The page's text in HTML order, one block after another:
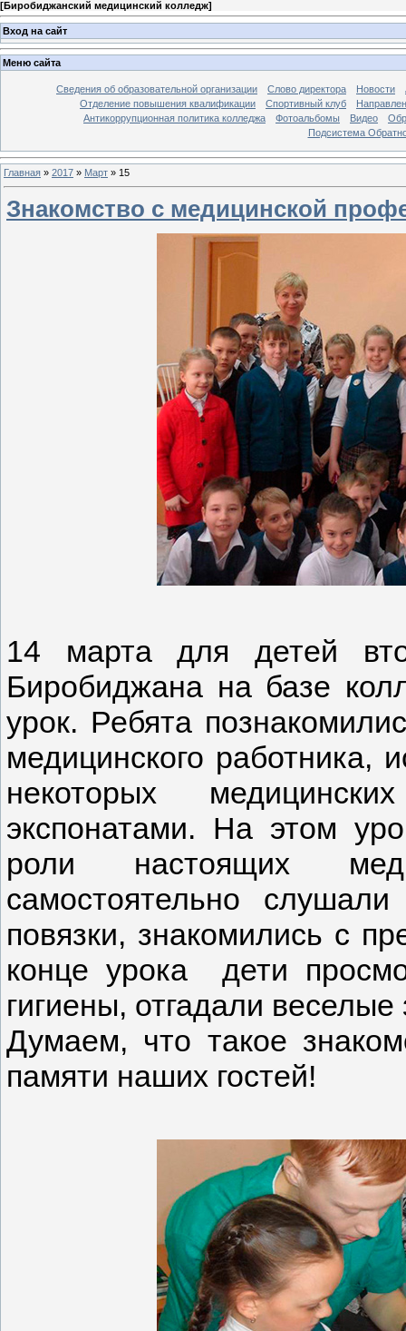
[Биробиджанский медицинский колледж]
Вход на сайт
Меню сайта
Сведения об образовательной организации Слово директора Новости
Отделение повышения квалификации
Спортивный клуб
Антикоррупционная политика колледжа
Фотоальбомы Видео
Подсистема
Главная » 2017 » Март » 15
Знакомство с медицинской
14 марта для детей
Биробиджана на базе
урок. Ребята
медицинского работника,
некоторых
экспонатами. На этом
роли настоящих
самостоятельно
повязки, знакомились с
конце урока дети
гигиены, отгадали
Думаем, что такое
памяти наших гостей!